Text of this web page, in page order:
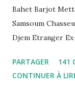
Bahet Barjot
Samsoum
Djem Etranger
Leila fi amarikia
dire Mouch ex
PARTAGER
141
CONTINUER À